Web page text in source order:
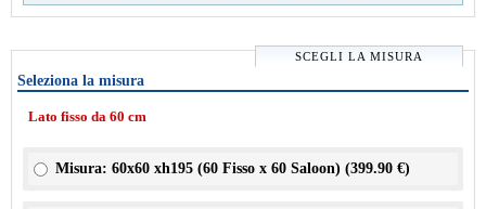
SCEGLI LA MISURA
Seleziona la misura
Lato fisso da 60 cm
Misura: 60x60 xh195 (60 Fisso x 60 Saloon) (399.90 €)